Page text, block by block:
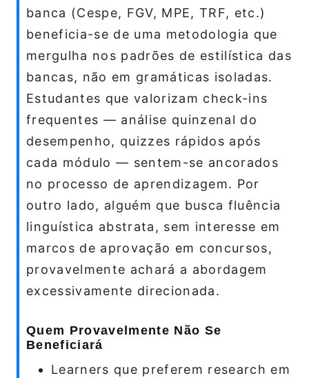
banca (Cespe, FGV, MPE, TRF, etc.)
beneficia-se de uma metodologia que
mergulha nos padrões de estilística das
bancas, não em gramáticas isoladas.
Estudantes que valorizam check-ins
frequentes — análise quinzenal do
desempenho, quizzes rápidos após
cada módulo — sentem-se ancorados
no processo de aprendizagem. Por
outro lado, alguém que busca fluência
linguística abstrata, sem interesse em
marcos de aprovação em concursos,
provavelmente achará a abordagem
excessivamente direcionada.
Quem Provavelmente Não Se
Beneficiará
Learners que preferem research em